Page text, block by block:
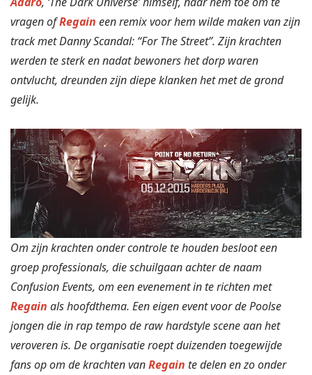
vragen ofRegain een remix voor hem wilde maken van zijn
track met Danny Scandal: “For The Street”. Zijn krachten
werden te sterk en nadat bewoners het dorp waren
ontvlucht, dreunden zijn diepe klanken het met de grond
gelijk.
Om zijn krachten onder controle te houden besloot een
groep professionals, die schuilgaan achter de naam
Confusion Events, om een evenement in te richten met
Regain als hoofdthema. Een eigen event voor de Poolse
jongen die in rap tempo de raw hardstyle scene aan het
veroveren is. De organisatie roept duizenden toegewijde
fans op om de krachten vanRegain te delen en zo onder